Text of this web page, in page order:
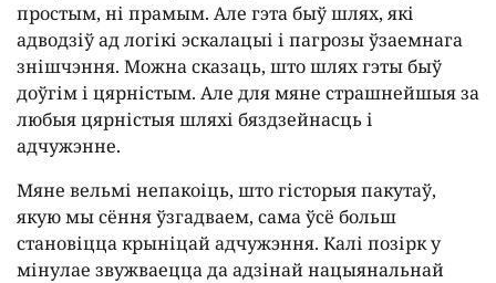
простым, ні прамым. Але гэта быў шлях, які
адводзіў ад логікі эскалацыі і пагрозы ўзаемнага
знішчэння. Можна сказаць, што шлях гэты быў
доўгім і цярністым. Але для мяне страшнейшыя за
любыя цярністыя шляхі бяздзейнасць і
адчужэнне.
Мяне вельмі непакоіць, што гісторыя пакутаў,
якую мы сёння ўзгадваем, сама ўсё больш
становіцца крыніцай адчужэння. Калі позірк у
мінулае звужваецца да адзінай нацыянальнай